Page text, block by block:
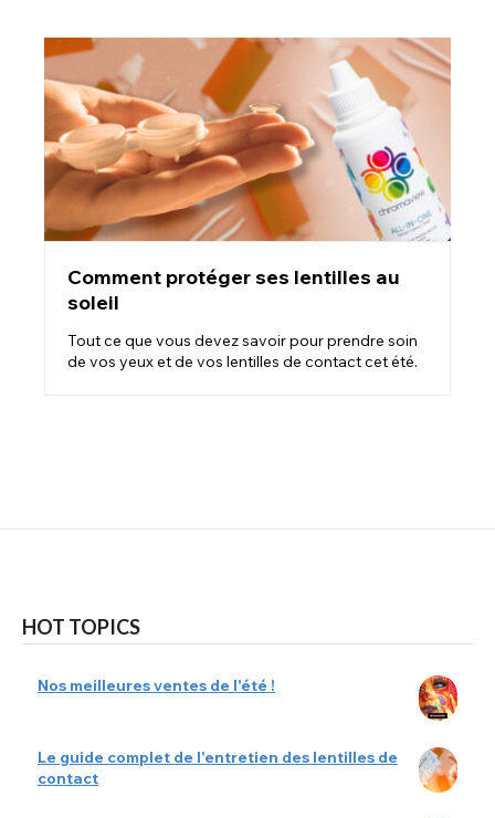
HOT TOPICS
Nos meilleures ventes de l'été !
Le guide complet de l'entretien des lentilles de
contact
Comment protéger ses lentilles au
soleil
Tout ce que vous devez savoir pour prendre soin
de vos yeux et de vos lentilles de contact cet été.